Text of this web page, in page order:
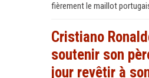
fièrement le maillot
Cristiano
soutenir son
jour revêtir à